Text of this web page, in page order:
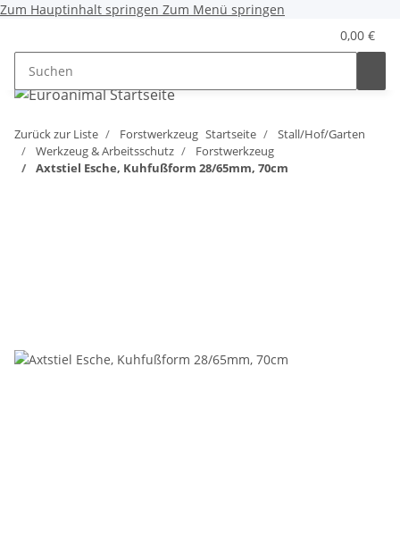
Zum Hauptinhalt springen Zum Menü springen
0,00 €
Zurück zur Liste Forstwerkzeug Startseite
Stall/Hof/Garten
Werkzeug & Arbeitsschutz
Forstwerkzeug
Axtstiel Esche, Kuhfußform 28/65mm, 70cm